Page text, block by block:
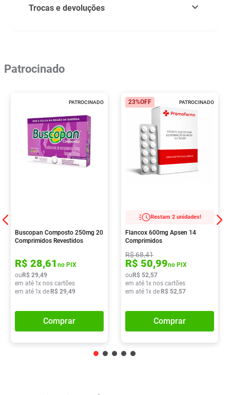
Trocas e devoluções
Patrocinado
PATROCINADO
Buscopan Composto 250mg 20
Comprimidos Revestidos
R$ 28,61 no PIX
ou R$ 29,49
em até 1x nos cartões
em até 1x de R$ 29,49
Comprar
PATROCINADO
23%OFF
Restam 2 unidades!
Flancox 600mg Apsen 14
Comprimidos
R$68,41
R$ 50,99no PIX
ou R$ 52,57
em até 1x nos cartões
em até 1x de R$ 52,57
Comprar